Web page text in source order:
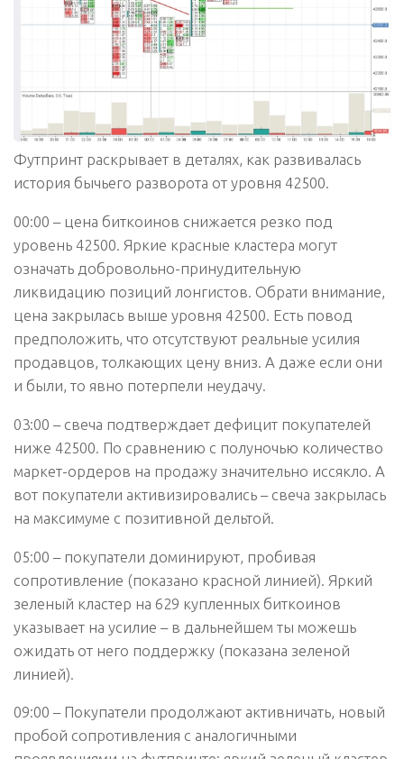
Футпринт раскрывает в деталях, как развивалась
история бычьего разворота от уровня 42500.
00:00 – цена биткоинов снижается резко под
уровень 42500. Яркие красные кластера могут
означать добровольно-принудительную
ликвидацию позиций лонгистов. Обрати внимание,
цена закрылась выше уровня 42500. Есть повод
предположить, что отсутствуют реальные усилия
продавцов, толкающих цену вниз. А даже если они
и были, то явно потерпели неудачу.
03:00 – свеча подтверждает дефицит покупателей
ниже 42500. По сравнению с полуночью количество
маркет-ордеров на продажу значительно иссякло. А
вот покупатели активизировались – свеча закрылась
на максимуме с позитивной дельтой.
05:00 – покупатели доминируют, пробивая
сопротивление (показано красной линией). Яркий
зеленый кластер на 629 купленных биткоинов
указывает на усилие – в дальнейшем ты можешь
ожидать от него поддержку (показана зеленой
линией).
09:00 – Покупатели продолжают активничать, новый
пробой сопротивления с аналогичными